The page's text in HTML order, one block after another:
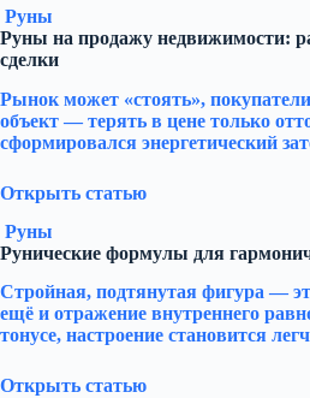
Руны
Руны на продажу недвижимости:
сделки
Рынок может «стоять»,
объект — терять в цене только
сформировался энергетический
Открыть статью
Руны
Рунические формулы для
Стройная, подтянутая фигура —
ещё и отражение внутреннего
тонусе, настроение становится
Открыть статью